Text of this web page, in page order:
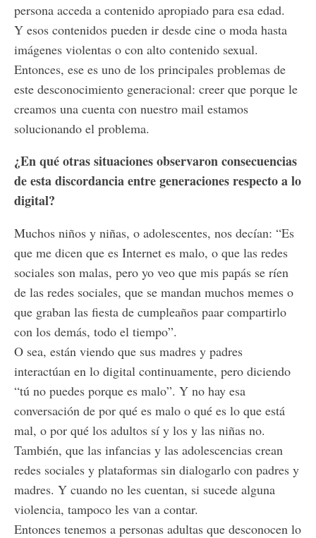
persona acceda a contenido apropiado para esa edad.
Y esos contenidos pueden ir desde cine o moda hasta
imágenes violentas o con alto contenido sexual.
Entonces, ese es uno de los principales problemas de
este desconocimiento generacional: creer que porque le
creamos una cuenta con nuestro mail estamos
solucionando el problema.
¿En qué otras situaciones observaron consecuencias
de esta discordancia entre generaciones respecto a lo
digital?
Muchos niños y niñas, o adolescentes, nos decían: “Es
que me dicen que es Internet es malo, o que las redes
sociales son malas, pero yo veo que mis papás se ríen
de las redes sociales, que se mandan muchos memes o
que graban las fiesta de cumpleaños paar compartirlo
con los demás, todo el tiempo”.
O sea, están viendo que sus madres y padres
interactúan en lo digital continuamente, pero diciendo
“tú no puedes porque es malo”. Y no hay esa
conversación de por qué es malo o qué es lo que está
mal, o por qué los adultos sí y los y las niñas no.
También, que las infancias y las adolescencias crean
redes sociales y plataformas sin dialogarlo con padres y
madres. Y cuando no les cuentan, si sucede alguna
violencia, tampoco les van a contar.
Entonces tenemos a personas adultas que desconocen lo